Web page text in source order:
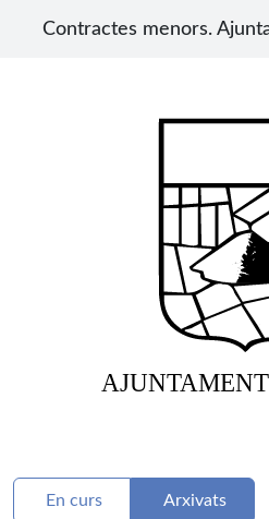
Contractes menors.
En curs Arxivats